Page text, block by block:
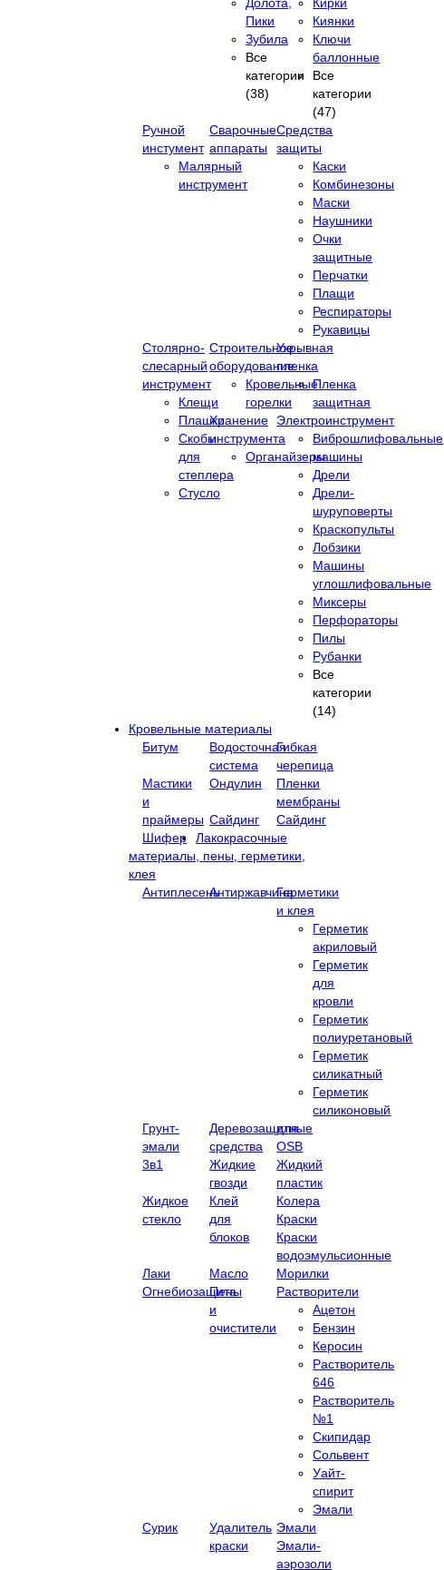
Пики
Зубила
Все
категории
(38)
Киянки
Ключи
баллонные
Все
категории
(47)
Ручной
инстумент
Малярный
инструмент
Сварочные
аппараты
Средства
защиты
Каски
Комбинезоны
Маски
Наушники
Очки
защитные
Перчатки
Плащи
Респираторы
Рукавицы
Столярно-
слесарный
инструмент
Клещи
Плашки
Скобы
для
степлера
Стусло
Строительное
оборудование
Кровельные
горелки
Укрывная
пленка
Пленка
защитная
Хранение
инструмента
Органайзеры
Электроинструмент
Виброшлифовальные
машины
Дрели
Дрели-
шуруповерты
Краскопульты
Лобзики
Машины
углошлифовальные
Миксеры
Перфораторы
Пилы
Рубанки
Все
категории
(14)
Кровельные материалы
Битум
Водосточная
система
Гибкая
черепица
Мастики
и
праймеры
Ондулин
Пленки
мембраны
Сайдинг
Сайдинг
Шифер
Лакокрасочные
материалы, пены, герметики,
клея
АнтиплесеньАнтиржавчинаГерметики
и клея
Герметик
акриловый
Герметик
для
кровли
Герметик
полиуретановый
Герметик
силикатный
Герметик
силиконовый
Грунт-
эмали
3в1
Деревозащитные
средства
для
OSB
Жидкие
гвозди
Жидкий
пластик
Жидкое
стекло
Клей
для
блоков
Колера
Краски
Краски
водоэмульсионные
Лаки
Масло
Морилки
Огнебиозащита
Пены
и
очистители
Растворители
Ацетон
Бензин
Керосин
Растворитель
646
Растворитель
№1
Скипидар
Сольвент
Уайт-
спирит
Эмали
Сурик
Удалитель
краски
Эмали
Эмали-
аэрозоли